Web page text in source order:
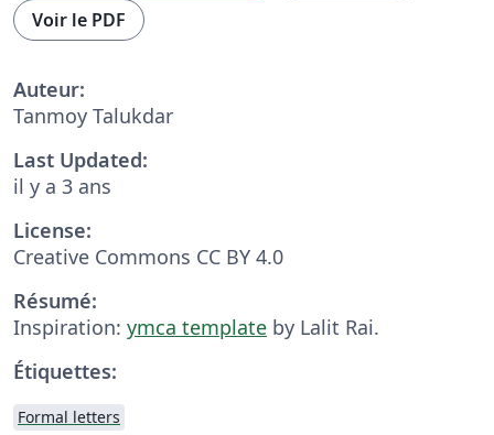
Voir le PDF
Auteur:
Tanmoy Talukdar
Last Updated:
il y a 3 ans
License:
Creative Commons CC BY 4.0
Résumé:
Inspiration: ymca template by Lalit Rai.
Étiquettes:
Formal letters